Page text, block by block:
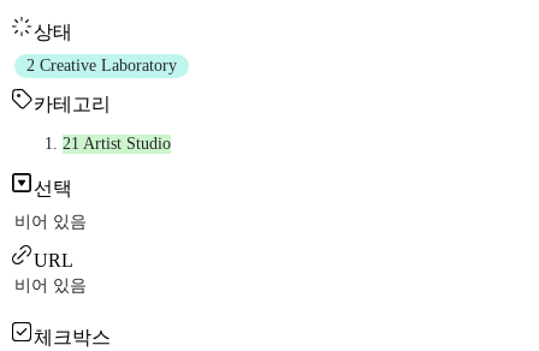
상태
2 Creative Laboratory
카테고리
21 Artist Studio
선택
비어 있음
URL
비어 있음
체크박스